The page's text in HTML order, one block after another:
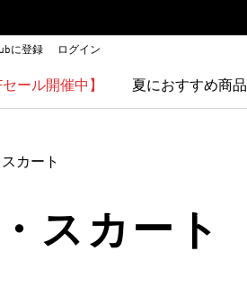
に登録 ログイン
ール開催中】 夏におすすめ商品
スカート
スカート